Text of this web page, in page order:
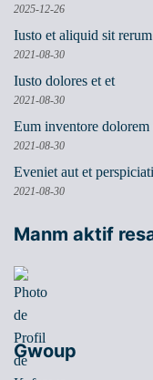
2025-12-26
Iusto et aliquid sit
2021-08-30
Iusto dolores et et
2021-08-30
Eum inventore dolorem
2021-08-30
Eveniet aut et
2021-08-30
Manm aktif
Gwoup